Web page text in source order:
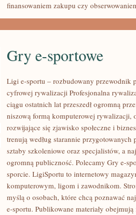
finansowaniem zakupu czy
SPORTOWE
Gry e-sportowe
Ligi e-sportu – rozbudowany przewodnik
cyfrowej rywalizacji Profesjonalna
ciągu ostatnich lat przeszedł ogromną
niszową formą komputerowej rywalizacji,
rozwijające się zjawisko społeczne i
trenują według starannie
sztaby szkoleniowe oraz specjalistów, a
ogromną publiczność. Polecamy Gry e-
sporcie. LigiSportu to internetowy
komputerowym, ligom i zawodnikom.
myślą o osobach, które chcą poznawać
e-sportu. Publikowane materiały